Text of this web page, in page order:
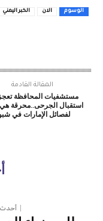
الوسوم الان الخبر اليمني
المقالة القادمة
مستشفيات المحافظة
استقبال الجرحى..محرقة هي
لفصائل الإمارات في
أحدث